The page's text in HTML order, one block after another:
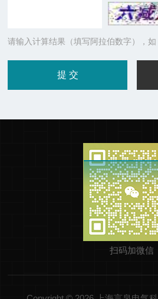
请输入计算结果（填写阿拉伯数字），
扫码加微信